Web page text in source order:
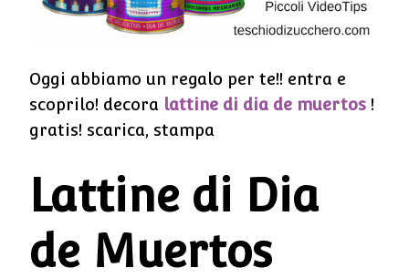
Oggi abbiamo un regalo per te!! entra e
scoprilo! decora lattine di dia de muertos !
gratis! scarica, stampa
Lattine di Dia
de Muertos